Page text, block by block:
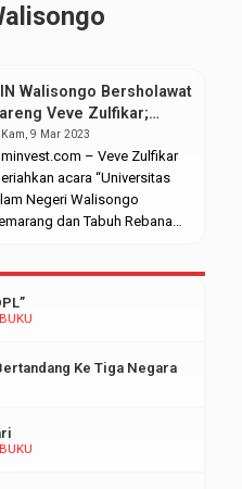
Walisongo Bersholawat
Veve Zulfikar;
Oleh Tabuh
Kolosal
Kam, 9 Mar 2023
– Veve Zulfikar
acara “Universitas
Negeri Walisongo
dan Tabuh Rebana
pada Kamis
Semarang, tepatnya
Natalis UIN Walisongo
Ke Tiga Negara